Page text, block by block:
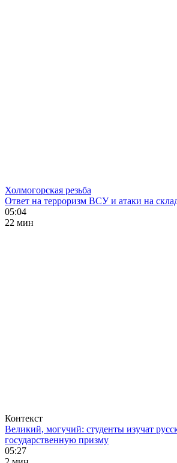
Холмогорская резьба
Ответ на терроризм ВСУ и атаки на
05:04
22 мин
Контекст
Великий, могучий: студенты изучат
государственную призму
05:27